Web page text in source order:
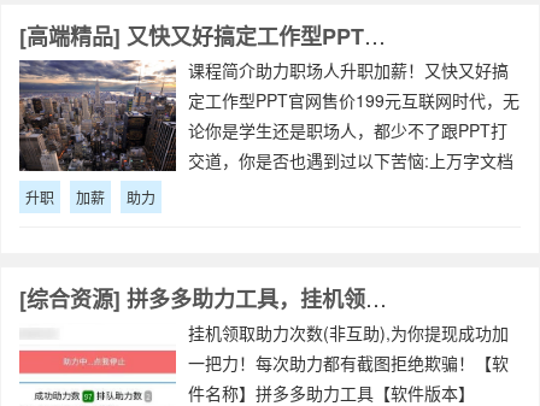
[高端精品] 又快又好搞定工作型PPT，一学就会，助力职场人升职加薪
课程简介助力职场人升职加薪！又快又好搞
定工作型PPT官网售价199元互联网时代，无
论你是学生还是职场人，都少不了跟PPT打
交道，你是否也遇到过以下苦恼:上万字文档
升职 加薪 助力
[综合资源] 拼多多助力工具，挂机领取助力次数(非互助),为你提现成功加一把力！
挂机领取助力次数(非互助),为你提现成功加
一把力！每次助力都有截图拒绝欺骗！【软
件名称】拼多多助力工具【软件版本】